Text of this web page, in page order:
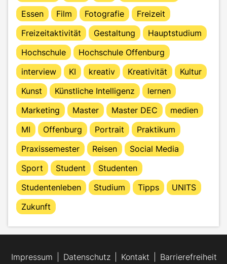
Essen
Film Fotografie
Freizeit
Freizeitaktivität
Gestaltung
Hauptstudium
Hochschule
Hochschule Offenburg
interview
KI kreativ Kreativität
Kultur
Kunst
Künstliche Intelligenz
lernen
Marketing
Master Master DEC
medien
MI
Offenburg Portrait
Praktikum
Praxissemester
Reisen
Social Media
Sport
Student
Studenten
Studentenleben
Studium Tipps
UNITS
Zukunft
Impressum Datenschutz Kontakt Barrierefreiheit